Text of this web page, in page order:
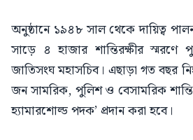
অনুষ্ঠানে ১৯৪৮ সাল থেকে দায়িত্ব
সাড়ে ৪ হাজার শান্তিরক্ষীর
জাতিসংঘ মহাসচিব। এছাড়া গত
জন সামরিক, পুলিশ ও বেসামরিক
হ্যামারশোল্ড পদক’ প্রদান করা হবে।